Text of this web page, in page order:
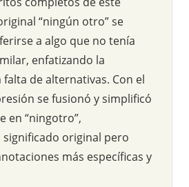
“ningún otro” se
a algo que no tenía
enfatizando la
de alternativas. Con el
se fusionó y simplificó
en “ningotro”,
original pero
más específicas y